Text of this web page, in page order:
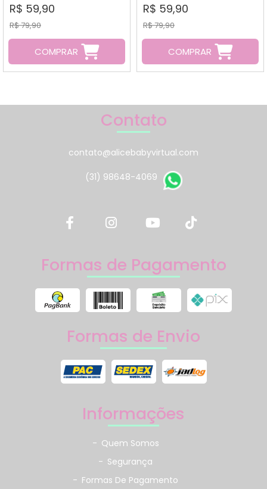
R$ 59,90
R$ 79,90
COMPRAR
R$ 59,90
R$ 79,90
COMPRAR
Contato
contato@alicebabyvirtual.com
(31) 98648-4069
Formas de Pagamento
Formas de Envio
Informações
- Quem Somos
- Segurança
- Formas De Pagamento